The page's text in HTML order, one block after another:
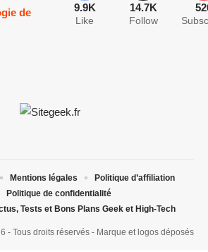
de
9.9K
Like
14.7K
Follow
- Tous droits réservés - Marque et logos déposés
Mentions légales
Politique d’affiliation
Politique de confidentialité
Tests et Bons Plans Geek et High-Tech